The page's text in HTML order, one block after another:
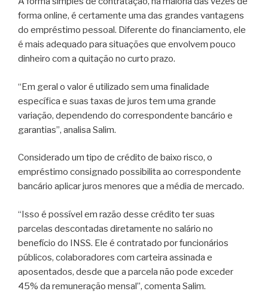
forma online, é certamente uma das grandes vantagens
do empréstimo pessoal. Diferente do financiamento, ele
é mais adequado para situações que envolvem pouco
dinheiro com a quitação no curto prazo.
“Em geral o valor é utilizado sem uma finalidade
específica e suas taxas de juros tem uma grande
variação, dependendo do correspondente bancário e
garantias”, analisa Salim.
Considerado um tipo de crédito de baixo risco, o
empréstimo consignado possibilita ao correspondente
bancário aplicar juros menores que a média de mercado.
“Isso é possível em razão desse crédito ter suas
parcelas descontadas diretamente no salário no
benefício do INSS. Ele é contratado por funcionários
públicos, colaboradores com carteira assinada e
aposentados, desde que a parcela não pode exceder
45% da remuneração mensal”, comenta Salim.